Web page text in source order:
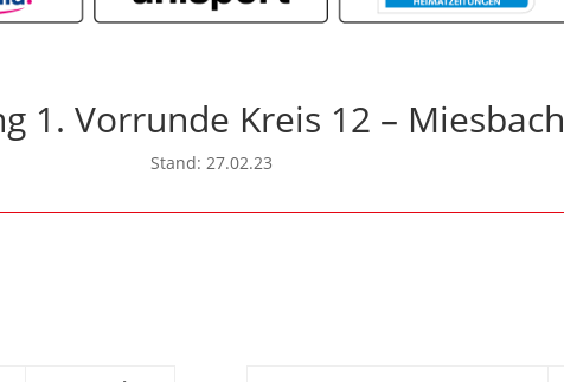
1. Vorrunde Kreis 12 – Miesbach
Stand: 27.02.23